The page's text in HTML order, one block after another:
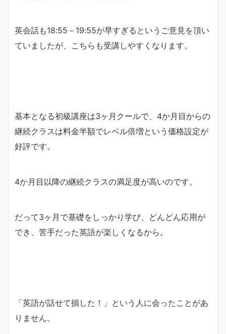
英会話も18:55－19:55が早すぎるというご意見を頂い
ていましたが、こちらも受講しやすくなります。
基本となる初級講座は3ヶ月クールで、4か月目からの
継続クラスは料金半額でレベル倍増という価格設定が
好評です。
4か月目以降の継続クラスの満足度が高いのです。
だって3ヶ月で基礎をしっかり学び、どんどん応用が
でき、苦手だった英語が楽しくなるから。
「英語が話せて損した！」という人に会ったことがあ
りません。